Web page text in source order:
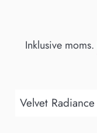
Inklusive moms.